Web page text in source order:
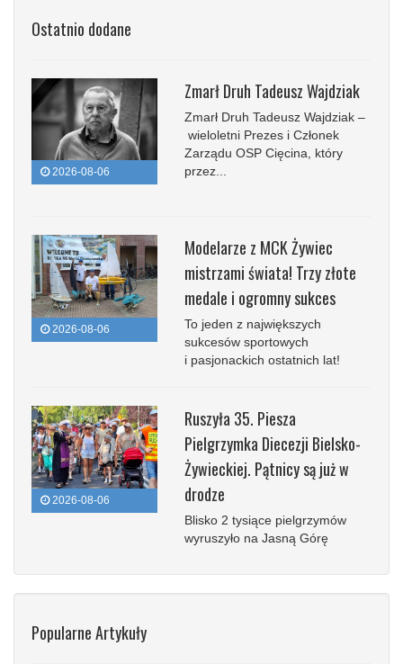
Ostatnio dodane
2026-08-06
Zmarł Druh Tadeusz Wajdziak
Zmarł Druh Tadeusz Wajdziak –
wieloletni Prezes i Członek
Zarządu OSP Cięcina, który
przez...
2026-08-06
Modelarze z MCK Żywiec
mistrzami świata! Trzy złote
medale i ogromny sukces
To jeden z największych
sukcesów sportowych
i pasjonackich ostatnich lat!
2026-08-06
Ruszyła 35. Piesza
Pielgrzymka Diecezji Bielsko-
Żywieckiej. Pątnicy są już w
drodze
Blisko 2 tysiące pielgrzymów
wyruszyło na Jasną Górę
Popularne Artykuły